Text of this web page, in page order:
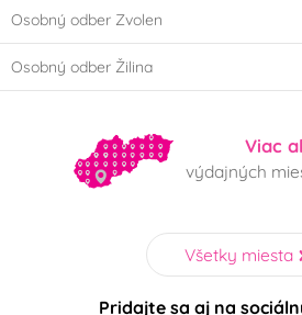
Osobný odber Zvolen
Osobný odber Žilina
Viac
výdajných
Všetky miesta
Pridajte sa aj na